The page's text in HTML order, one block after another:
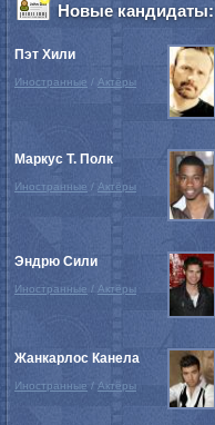
Новые кандидаты:
Пэт Хили
Иностранные / Актёры
Маркус Т. Полк
Иностранные / Актёры
Эндрю Сили
Иностранные / Актёры
Жанкарлос Канела
Иностранные / Актёры